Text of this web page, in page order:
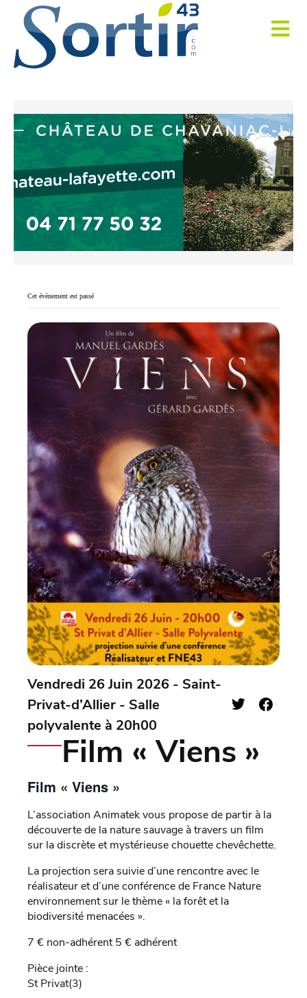
Cet évènement est passé
Vendredi 26 Juin 2026 - Saint-
Privat-d’Allier - Salle
polyvalente à 20h00
Film « Viens »
Film « Viens »
L’association Animatek vous propose de partir à la
découverte de la nature sauvage à travers un film
sur la discrète et mystérieuse chouette chevêchette.
La projection sera suivie d’une rencontre avec le
réalisateur et d’une conférence de France Nature
environnement sur le thème « la forêt et la
biodiversité menacées ».
7 € non-adhérent 5 € adhérent
Pièce jointe :
St Privat(3)